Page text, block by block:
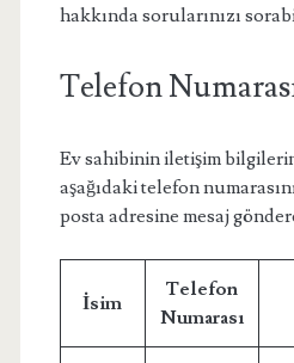
hakkında sorularınızı
Telefon
Ev sahibinin iletişim
aşağıdaki telefon
posta adresine mesaj
İsim
Telefon
Numarası